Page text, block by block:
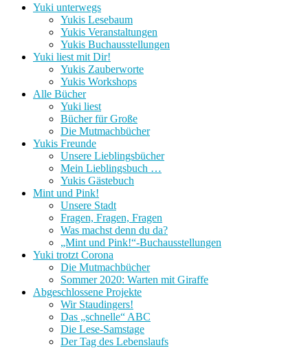
Yuki unterwegs
Yukis Lesebaum
Yukis Veranstaltungen
Yukis Buchausstellungen
Yuki liest mit Dir!
Yukis Zauberworte
Yukis Workshops
Alle Bücher
Yuki liest
Bücher für Große
Die Mutmachbücher
Yukis Freunde
Unsere Lieblingsbücher
Mein Lieblingsbuch …
Yukis Gästebuch
Mint und Pink!
Unsere Stadt
Fragen, Fragen, Fragen
Was machst denn du da?
„Mint und Pink!“-Buchausstellungen
Yuki trotzt Corona
Die Mutmachbücher
Sommer 2020: Warten mit Giraffe
Abgeschlossene Projekte
Wir Staudingers!
Das „schnelle“ ABC
Die Lese-Samstage
Der Tag des Lebenslaufs